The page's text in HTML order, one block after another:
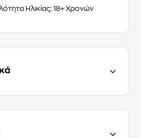
Ηλικίας: 18+ Χρονών